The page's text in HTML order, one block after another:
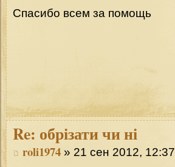
Спасибо всем за помощь
Re: обрізати чи ні
roli1974 » 21 сен 2012, 12:37